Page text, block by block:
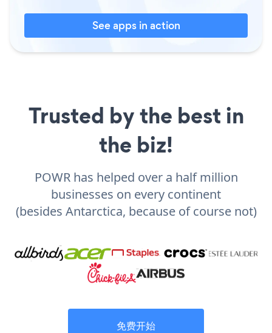
See apps in action
Trusted by the best in
the biz!
POWR has helped over a half million
businesses on every continent
(besides Antarctica, because of course not)
免费开始